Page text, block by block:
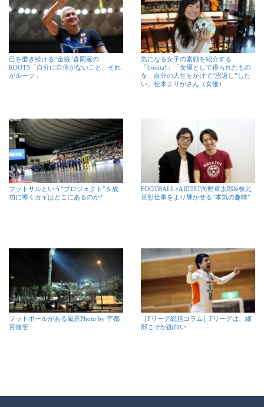
己を磨き続ける“金狼”森岡薫の
ROOTS「自分に自信がないこと、それ
がルーツ」
気になる女子の素顔を紹介する
「bonita!」「女優として得られたもの
を、自分の人生をかけて“恩返し”した
い」松本まりかさん（女優）
フットサルという“プロジェクト”を成
功に導くカギはどこにあるのか?
FOOTBALL×ARTIST向野章太郎&株元
英彰仕事をより輝かせる“本気の趣味”
フットボールがある風景Photo by 宇都
宮徹壱
［Fリーグ総括コラム］Fリーグは、細
部こそが面白い